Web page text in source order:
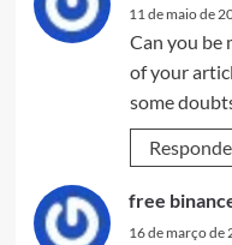
11 de maio de
Can you be
of your
some
free
16 de março de